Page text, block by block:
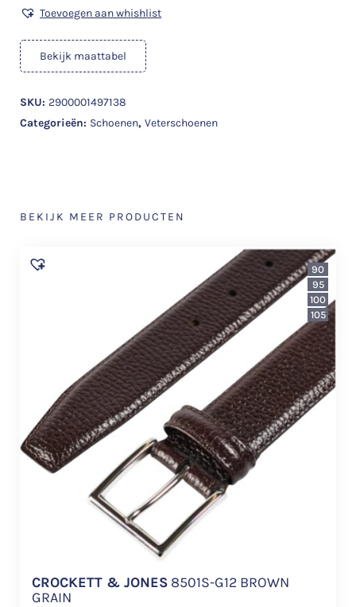
Toevoegen aan whishlist
Bekijk maattabel
SKU: 2900001497138
Categorieën: Schoenen, Veterschoenen
BEKIJK MEER PRODUCTEN
CROCKETT & JONES 8501S-G12 BROWN
GRAIN
90
95
100
105